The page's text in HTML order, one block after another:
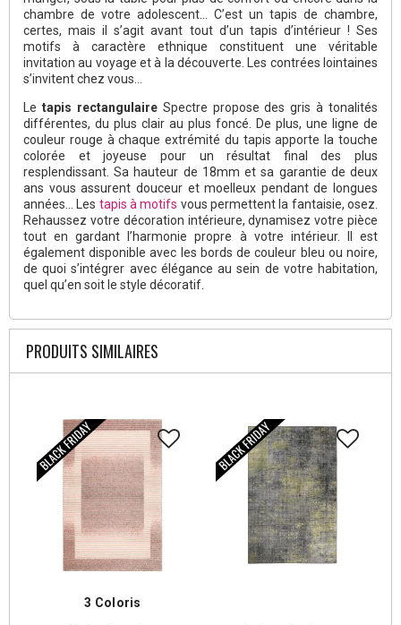
chambre de votre adolescent… C’est un tapis de chambre,
certes, mais il s’agit avant tout d’un tapis d’intérieur ! Ses
motifs à caractère ethnique constituent une véritable
invitation au voyage et à la découverte. Les contrées lointaines
s’invitent chez vous…
Le tapis rectangulaireSpectre propose des gris à tonalités
différentes, du plus clair au plus foncé. De plus, une ligne de
couleur rouge à chaque extrémité du tapis apporte la touche
colorée et joyeuse pour un résultat final des plus
resplendissant. Sa hauteur de 18mm et sa garantie de deux
ans vous assurent douceur et moelleux pendant de longues
années… Les tapis à motifs vous permettent la fantaisie, osez.
Rehaussez votre décoration intérieure, dynamisez votre pièce
tout en gardant l’harmonie propre à votre intérieur. Il est
également disponible avec les bords de couleur bleu ou noire,
de quoi s’intégrer avec élégance au sein de votre habitation,
quel qu’en soit le style décoratif.
PRODUITS SIMILAIRES
3 Coloris